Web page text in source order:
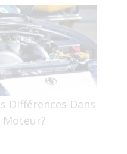
Différences Dans